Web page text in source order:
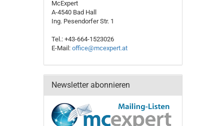
McExpert
A-4540 Bad Hall
Ing. Pesendorfer Str. 1
Tel.: +43-664-1523026
E-Mail: office@mcexpert.at
Newsletter abonnieren